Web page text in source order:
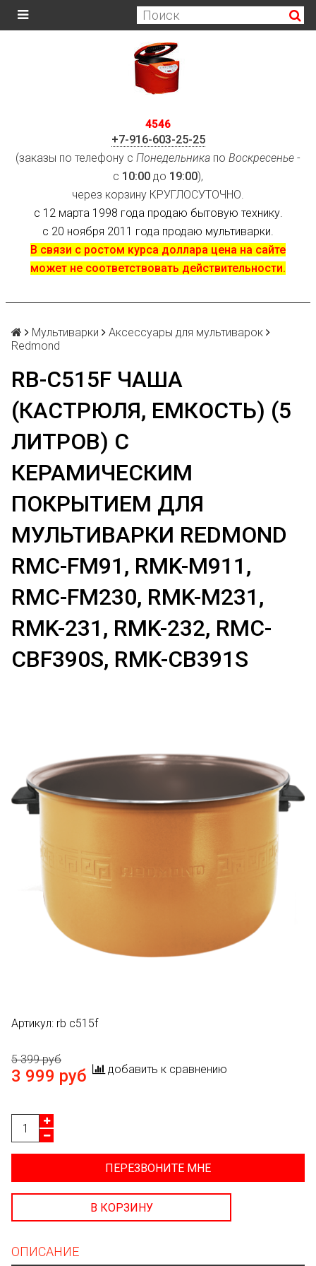
4546
+7-916-603-25-25
(заказы по телефону с Понедельника по Воскресенье -
с 10:00 до 19:00),
через корзину КРУГЛОСУТОЧНО.
с 12 марта 1998 года продаю бытовую технику.
с 20 ноября 2011 года продаю мультиварки.
В связи с ростом курса доллара цена на сайте
может не соответствовать действительности.
Мультиварки
Аксессуары для мультиварок
Redmond
RB-C515F ЧАША
(КАСТРЮЛЯ, ЕМКОСТЬ) (5
ЛИТРОВ) С
КЕРАМИЧЕСКИМ
ПОКРЫТИЕМ ДЛЯ
МУЛЬТИВАРКИ REDMOND
RMC-FM91, RMK-M911,
RMC-FM230, RMK-M231,
RMK-231, RMK-232, RMC-
CBF390S, RMK-CB391S
Артикул: rb c515f
5 399 руб
3 999 руб добавить к сравнению
ПЕРЕЗВОНИТЕ МНЕ
В КОРЗИНУ
ОПИСАНИЕ